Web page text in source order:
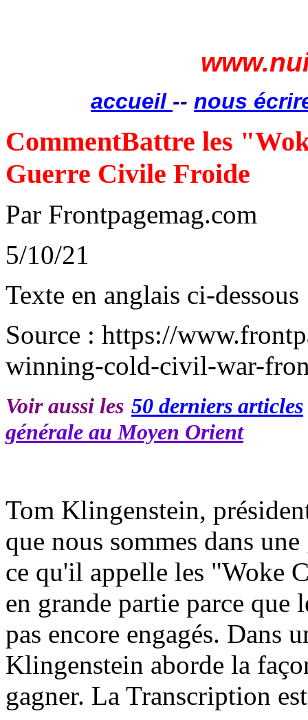
accueil -- nous
CommentBattre les
Guerre Civile Froide
Par Frontpagemag.com
5/10/21
Texte en anglais ci-dessous
Source : https://
winning-cold-civil-war-
Voir aussi les 50 derniers articles
générale au Moyen Orient
Tom Klingenstein,
que nous sommes dans
ce qu'il appelle les "Woke
en grande partie parce que
pas encore engagés. Dans
Klingenstein aborde la
gagner. La Transcription